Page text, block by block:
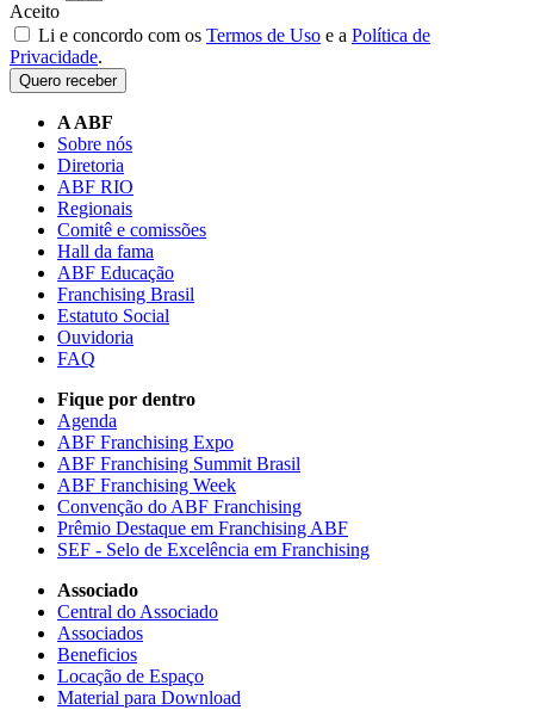
Aceito
Li e concordo com os Termos de Uso e a Política de
Privacidade.
Quero receber
A ABF
Sobre nós
Diretoria
ABF RIO
Regionais
Comitê e comissões
Hall da fama
ABF Educação
Franchising Brasil
Estatuto Social
Ouvidoria
FAQ
Fique por dentro
Agenda
ABF Franchising Expo
ABF Franchising Summit Brasil
ABF Franchising Week
Convenção do ABF Franchising
Prêmio Destaque em Franchising ABF
SEF - Selo de Excelência em Franchising
Associado
Central do Associado
Associados
Beneficios
Locação de Espaço
Material para Download